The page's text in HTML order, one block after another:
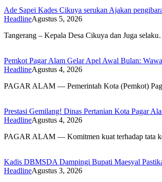
Ade Sapei Kades Cikuya serukan Ajakan
HeadlineAgustus 5, 2026
Tangerang – Kepala Desa Cikuya dan Juga
Pemkot Pagar Alam Gelar Apel Awal Bulan:
HeadlineAgustus 4, 2026
PAGAR ALAM — Pemerintah Kota (Pemkot)
Prestasi Gemilang! Dinas Pertanian Kota Pagar
HeadlineAgustus 4, 2026
PAGAR ALAM — Komitmen kuat terhadap tata
Kadis DBMSDA Dampingi Bupati Maesyal
HeadlineAgustus 3, 2026